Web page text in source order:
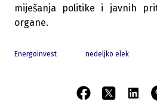
miješanja politike i javnih
organe.
Energoinvest nedeljko elek